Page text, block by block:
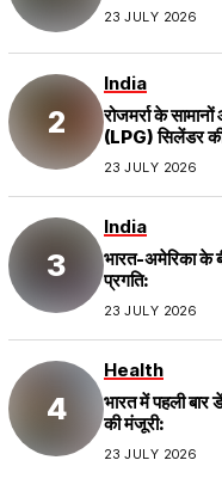
23 JULY 2026
India
रोजमर्रा के
(LPG) सिलेंडर
23 JULY 2026
India
भारत-अमेरिका के
प्रगति:
23 JULY 2026
Health
भारत में पहली
की मंजूरी:
23 JULY 2026